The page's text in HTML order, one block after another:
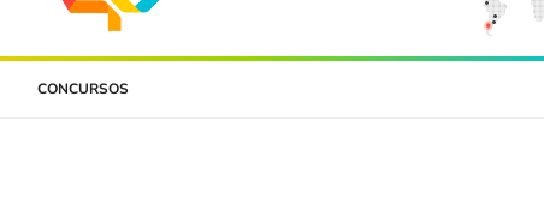
CONCURSOS